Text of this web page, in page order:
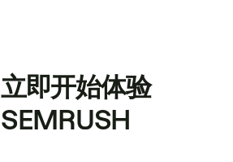
立即开始体验
SEMRUSH